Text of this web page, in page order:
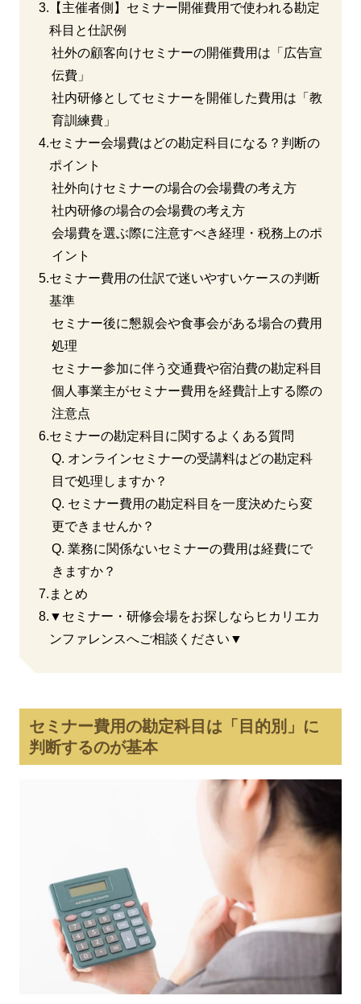
3. 【主催者側】セミナー開催費用で使われる勘定
科目と仕訳例
社外の顧客向けセミナーの開催費用は「広告宣
伝費」
社内研修としてセミナーを開催した費用は「教
育訓練費」
4.セミナー会場費はどの勘定科目になる？判断の
ポイント
社外向けセミナーの場合の会場費の考え方
社内研修の場合の会場費の考え方
会場費を選ぶ際に注意すべき経理・税務上のポ
イント
5.セミナー費用の仕訳で迷いやすいケースの判断
基準
セミナー後に懇親会や食事会がある場合の費用
処理
セミナー参加に伴う交通費や宿泊費の勘定科目
個人事業主がセミナー費用を経費計上する際の
注意点
6.セミナーの勘定科目に関するよくある質問
Q. オンラインセミナーの受講料はどの勘定科
目で処理しますか？
Q. セミナー費用の勘定科目を一度決めたら変
更できませんか？
Q. 業務に関係ないセミナーの費用は経費にで
きますか？
7. まとめ
8. ▼セミナー・研修会場をお探しならヒカリエカ
ンファレンスへご相談ください▼
セミナー費用の勘定科目は「目的別」に
判断するのが基本